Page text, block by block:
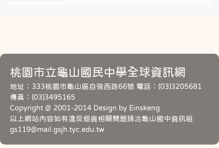
桃園市立龜山國民中學全球資訊網
地址：333桃園市龜山區自強西路66號 電話：(03)3205681
傳真：(03)3495165
Copyright @ 2001-2014 Design by Einskeng
以上網站內容如有違反個資相關問題請洽龜山國中資訊組
gs119@mail.gsjh.tyc.edu.tw